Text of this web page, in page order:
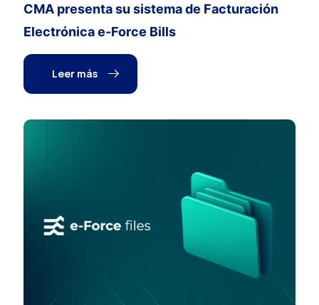
CMA presenta su sistema de Facturación
Electrónica e-Force Bills
Leer más